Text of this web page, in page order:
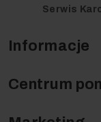
Informacje
Centrum
Serwis